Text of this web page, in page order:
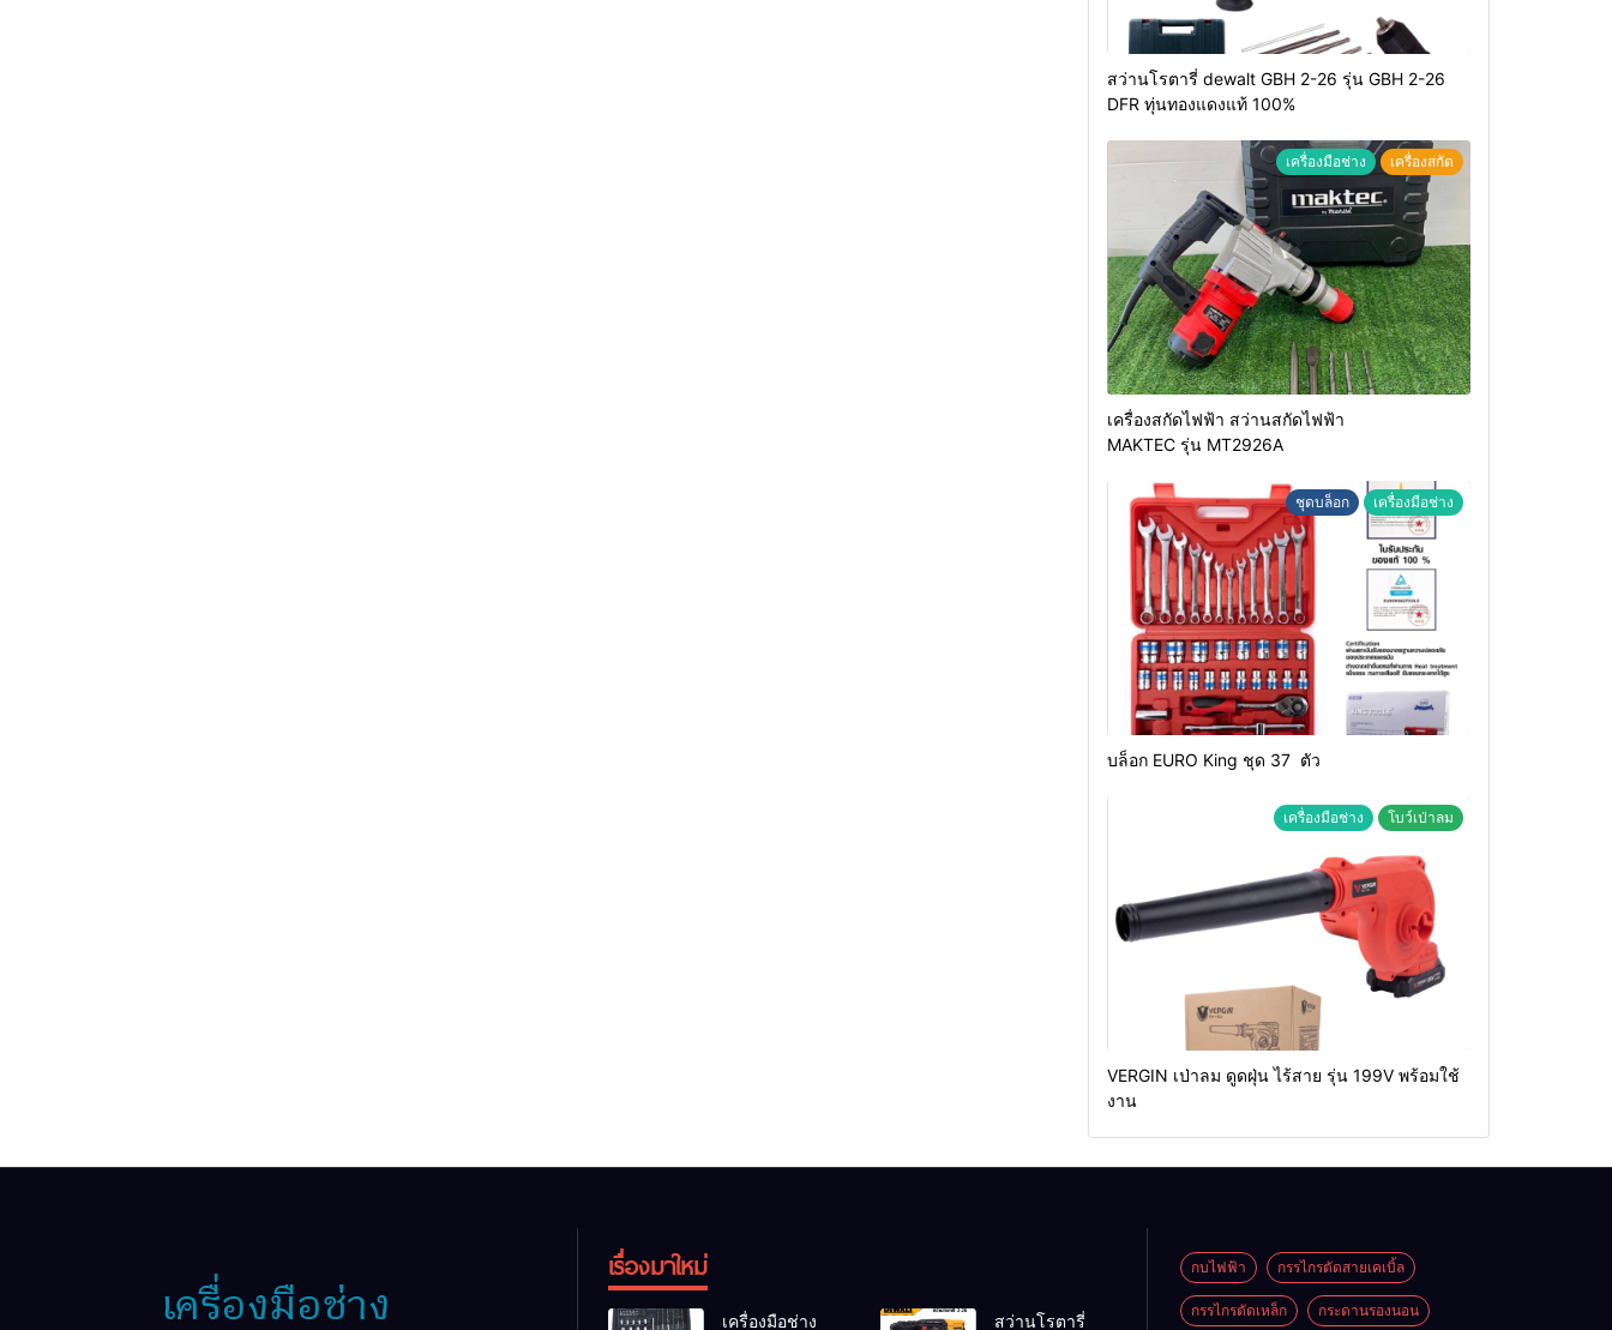
สว่านโรตารี่ dewalt GBH 2-26 รุ่น GBH 2-26
DFR ทุ่นทองแดงแท้ 100%
เครื่องมือช่าง เครื่องสกัด
เครื่องสกัดไฟฟ้า สว่านสกัดไฟฟ้า
MAKTEC รุ่น MT2926A
ชุดบล็อก เครื่องมือช่าง
บล็อก EURO King ชุด 37 ตัว
เครื่องมือช่าง โบว์เป่าลม
VERGIN เป่าลม ดูดฝุ่น ไร้สาย รุ่น 199V พร้อมใช้
งาน
เรื่องมาใหม่
เครื่องมือช่าง สว่านโรตารี่
กบไฟฟ้า กรรไกรตัดสายเคเบิ้ล
กรรไกรตัดเหล็ก กระดานรองนอน